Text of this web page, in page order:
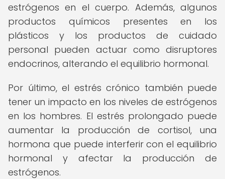
estrógenos en el cuerpo. Además, algunos
productos químicos presentes en los
plásticos y los productos de cuidado
personal pueden actuar como disruptores
endocrinos, alterando el equilibrio hormonal.
Por último, el estrés crónico también puede
tener un impacto en los niveles de estrógenos
en los hombres. El estrés prolongado puede
aumentar la producción de cortisol, una
hormona que puede interferir con el equilibrio
hormonal y afectar la producción de
estrógenos.